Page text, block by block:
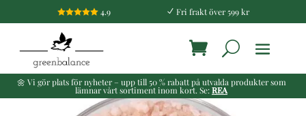
4.9 N Fri frakt över 599 kr
🌼 Vi gör plats för nyheter – upp till 50 % rabatt på utvalda produkter som
lämnar vårt sortiment inom kort. Se:REA